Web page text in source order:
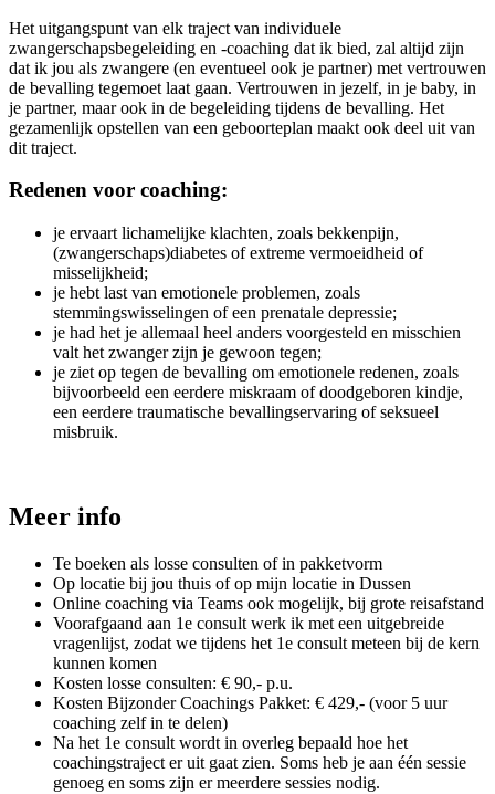
Het uitgangspunt van elk traject van individuele
zwangerschapsbegeleiding en -coaching dat ik bied, zal altijd zijn
dat ik jou als zwangere (en eventueel ook je partner) met vertrouwen
de bevalling tegemoet laat gaan. Vertrouwen in jezelf, in je baby, in
je partner, maar ook in de begeleiding tijdens de bevalling. Het
gezamenlijk opstellen van een geboorteplan maakt ook deel uit van
dit traject.
Redenen voor coaching:
je ervaart lichamelijke klachten, zoals bekkenpijn,
(zwangerschaps)diabetes of extreme vermoeidheid of
misselijkheid;
je hebt last van emotionele problemen, zoals
stemmingswisselingen of een prenatale depressie;
je had het je allemaal heel anders voorgesteld en misschien
valt het zwanger zijn je gewoon tegen;
je ziet op tegen de bevalling om emotionele redenen, zoals
bijvoorbeeld een eerdere miskraam of doodgeboren kindje,
een eerdere traumatische bevallingservaring of seksueel
misbruik.
Meer info
Te boeken als losse consulten of in pakketvorm
Op locatie bij jou thuis of op mijn locatie in Dussen
Online coaching via Teams ook mogelijk, bij grote reisafstand
Voorafgaand aan 1e consult werk ik met een uitgebreide
vragenlijst, zodat we tijdens het 1e consult meteen bij de kern
kunnen komen
Kosten losse consulten: € 90,- p.u.
Kosten Bijzonder Coachings Pakket: € 429,- (voor 5 uur
coaching zelf in te delen)
Na het 1e consult wordt in overleg bepaald hoe het
coachingstraject er uit gaat zien. Soms heb je aan één sessie
genoeg en soms zijn er meerdere sessies nodig.